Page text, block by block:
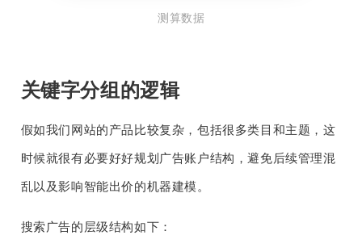
测算数据
关键字分组的逻辑
假如我们网站的产品比较复杂，包括很多类目和主题，这
时候就很有必要好好规划广告账户结构，避免后续管理混
乱以及影响智能出价的机器建模。
搜索广告的层级结构如下：